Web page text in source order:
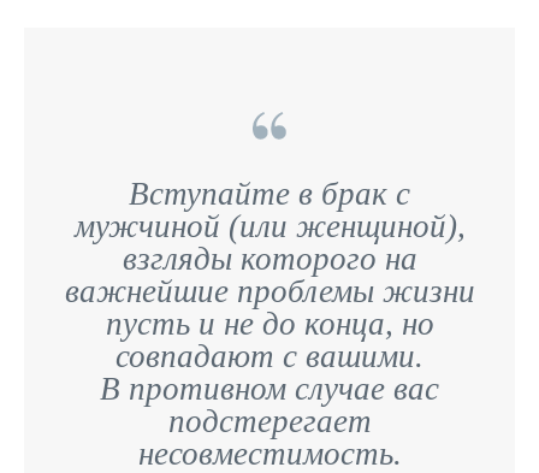
Вступайте в брак с
мужчиной (или женщиной),
взгляды которого на
важнейшие проблемы жизни
пусть и не до конца, но
совпадают с вашими.
В противном случае вас
подстерегает
несовместимость.